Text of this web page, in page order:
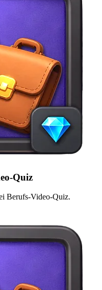
Quiz
Berufs-Video-Quiz.